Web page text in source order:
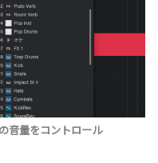
音量をコントロール